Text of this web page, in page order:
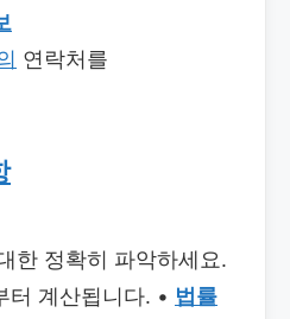
연락처를
한 정확히 파악하세요.
터 계산됩니다. • 법률